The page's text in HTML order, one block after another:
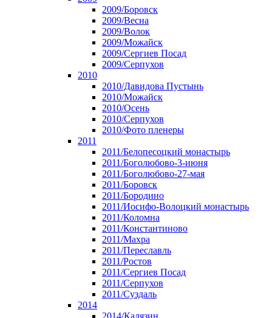
2009/Боровск
2009/Весна
2009/Волок
2009/Можайск
2009/Сергиев Посад
2009/Серпухов
2010
2010/Давидова Пустынь
2010/Можайск
2010/Осень
2010/Серпухов
2010/Фото пленеры
2011
2011/Белопесоцкий монастырь
2011/Боголюбово-3-июня
2011/Боголюбово-27-мая
2011/Боровск
2011/Бородино
2011/Иосифо-Волоцкий монастырь
2011/Коломна
2011/Константиново
2011/Махра
2011/Переславль
2011/Ростов
2011/Сергиев Посад
2011/Серпухов
2011/Суздаль
2014
2014/Калязин